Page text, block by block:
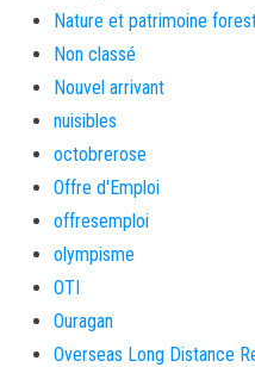
Nature et patrimoine
Non classé
Nouvel arrivant
nuisibles
octobrerose
Offre d'Emploi
offresemploi
olympisme
OTI
Ouragan
Overseas Long Distance